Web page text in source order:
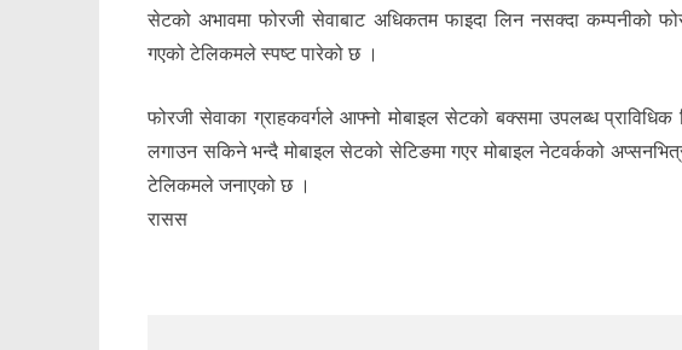
सेटको अभावमा फोरजी सेवाबाट अधिकतम फाइदा लिन नसक्दा कम्पनीको
गएको टेलिकमले स्पष्ट पारेको छ ।
फोरजी सेवाका ग्राहकवर्गले आफ्नो मोबाइल सेटको बक्समा उपलब्ध प्राविधिक
लगाउन सकिने भन्दै मोबाइल सेटको सेटिङमा गएर मोबाइल नेटवर्कको
टेलिकमले जनाएको छ ।
रासस